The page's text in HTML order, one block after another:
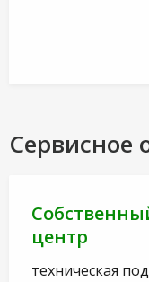
Сервисное
центр
техническая